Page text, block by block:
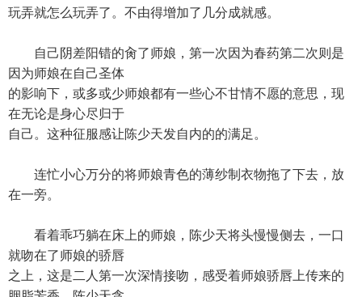
玩弄就怎么玩弄了。不由得增加了几分成就感。
自己阴差阳错的肏了师娘，第一次因为春药第二次则是
因为师娘在自己圣体
的影响下，或多或少师娘都有一些心不甘情不愿的意思，现
在无论是身心尽归于
自己。这种征服感让陈少天发自内的的满足。
连忙小心万分的将师娘青色的薄纱制衣物拖了下去，放
在一旁。
看着乖巧躺在床上的师娘，陈少天将头慢慢侧去，一口
就吻在了师娘的骄唇
之上，这是二人第一次深情接吻，感受着师娘骄唇上传来的